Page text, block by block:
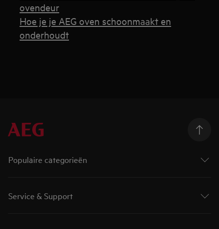
ovendeur
Hoe je je AEG oven schoonmaakt en
onderhoudt
Populaire categorieën
Service & Support